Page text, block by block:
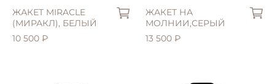
ЖАКЕТ MIRACLE
(МИРАКЛ), БЕЛЫЙ
10 500 ₽
ЖАКЕТ НА
МОЛНИИ,СЕРЫЙ
13 500 ₽